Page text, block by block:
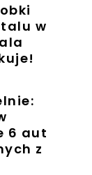
w
6 aut
z